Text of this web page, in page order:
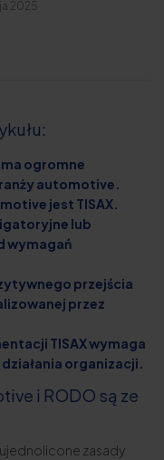
2025
ogromne
automotive.
jest TISAX.
lub
wymagań
przejścia
przez
TISAX wymaga
organizacji.
i RODO są ze
zasady